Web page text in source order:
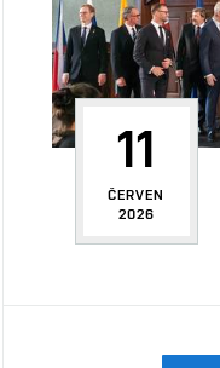
11
ČERVEN
2026